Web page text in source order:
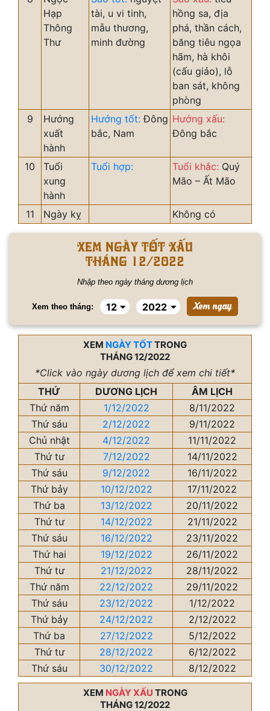
Hạp
Thông
Thư
tài, u vi tinh,
mẫu thương,
minh đường
hồng sa, địa
phá, thần cách,
băng tiêu ngọa
hãm, hà khôi
(cấu giảo), lỗ
ban sát, không
phòng
9
Hướng
xuất
hành
Hướng tốt: Đông
bắc, Nam
Hướng xấu:
Đông bắc
10
Tuổi
xung
hành
Tuổi hợp: Tuổi khắc: Quý
Mão – Ất Mão
11 Ngày kỵ Không có
Xem ngày tốt xấu
tháng 12/2022
Nhập theo ngày tháng dương lịch
Xem theo tháng:
XEM NGÀY TỐTTRONG
THÁNG 12/2022
*Click vào ngày dương lịch để xem chi tiết*
THỨ
DƯƠNG LỊCH
ÂM LỊCH
Thứ năm
1/12/2022
8/11/2022
Thứ sáu
2/12/2022
9/11/2022
Chủ nhật
4/12/2022
11/11/2022
Thứ tư
7/12/2022
14/11/2022
Thứ sáu
9/12/2022
16/11/2022
Thứ bảy
10/12/2022
17/11/2022
Thứ ba
13/12/2022
20/11/2022
Thứ tư
14/12/2022
21/11/2022
Thứ sáu
16/12/2022
23/11/2022
Thứ hai
19/12/2022
26/11/2022
Thứ tư
21/12/2022
28/11/2022
Thứ năm
22/12/2022
29/11/2022
Thứ sáu
23/12/2022
1/12/2022
Thứ bảy
24/12/2022
2/12/2022
Thứ ba
27/12/2022
5/12/2022
Thứ tư
28/12/2022
6/12/2022
Thứ sáu
30/12/2022 8/12/2022
XEM NGÀY XẤU TRONG
THÁNG 12/2022